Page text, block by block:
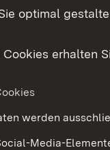
optimal
erhalten
werden
Media-